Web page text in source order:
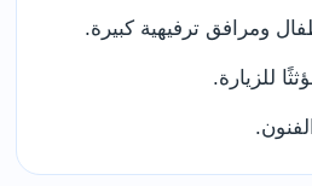
ومرافق ترفيهية كبيرة.
للزيارة.